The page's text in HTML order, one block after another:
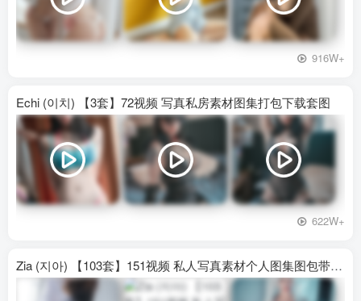
916W+
Echi (이치) 【3套】72视频 写真私房素材图集打包下载套图
622W+
Zia (지아) 【103套】151视频 私人写真素材个人图集图包带视频